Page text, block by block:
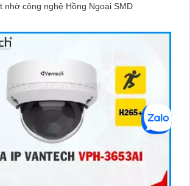
nhờ công nghệ Hồng Ngoại SMD